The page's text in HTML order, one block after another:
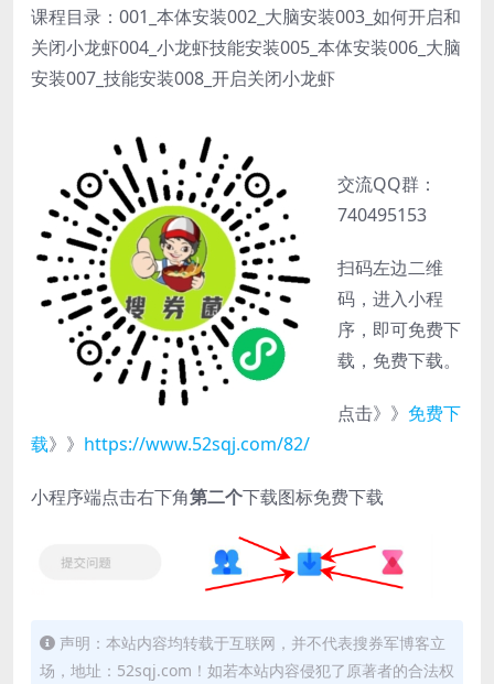
课程目录：001_本体安装002_大脑安装003_如何开启和
关闭小龙虾004_小龙虾技能安装005_本体安装006_大脑
安装007_技能安装008_开启关闭小龙虾
交流QQ群：
740495153
扫码左边二维
码，进入小程
序，即可免费下
载，免费下载。
点击》》 免费下
载》》 https://www.52sqj.com/82/
小程序端点击右下角第二个下载图标免费下载
声明：本站内容均转载于互联网，并不代表搜券军博客立
场，地址：52sqj.com！如若本站内容侵犯了原著者的合法权